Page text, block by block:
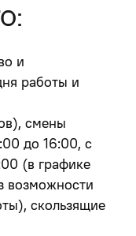
и
работы и
смены
до 16:00, с
(в графике
возможности
скользящие